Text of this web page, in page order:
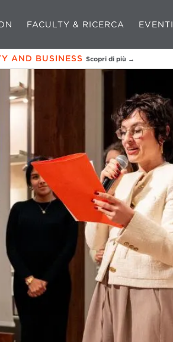
FACULTY & RICERCA EVENTI
AND BUSINESS Scopri di più →